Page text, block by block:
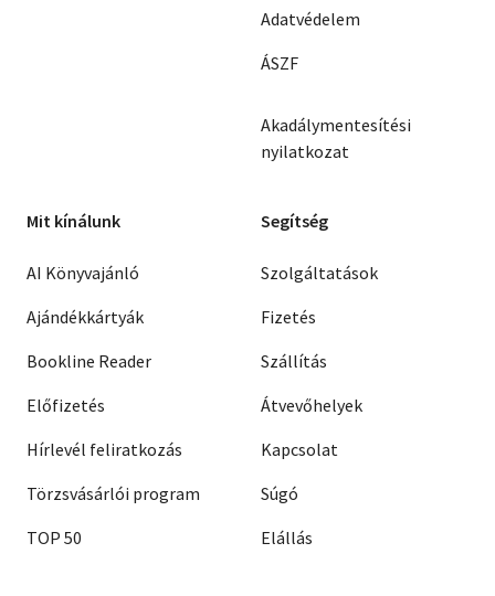
Adatvédelem
ÁSZF
Akadálymentesítési
nyilatkozat
Mit kínálunk
AI Könyvajánló
Ajándékkártyák
Bookline Reader
Előfizetés
Hírlevél feliratkozás
Törzsvásárlói program
TOP 50
Segítség
Szolgáltatások
Fizetés
Szállítás
Átvevőhelyek
Kapcsolat
Súgó
Elállás